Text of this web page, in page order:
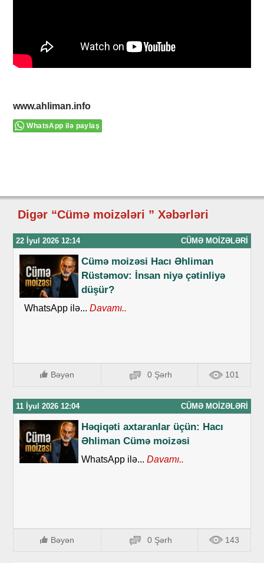
www.ahliman.info
WhatsApp ilə paylaş
Digər “Cümə moizələri ” Xəbərləri
22 İyul 2026 12:14 CÜMƏ MOIZƏLƏRI
Cümə moizəsi Hacı Əhliman
Rüstəmov: İnsan niyə çətinliyə
düşür?
WhatsApp ilə... Davamı..
Bəyən 0 Şərh 101
11 İyul 2026 12:04 CÜMƏ MOIZƏLƏRI
Həqiqəti axtaranlar üçün: Hacı
Əhliman Cümə moizəsi
WhatsApp ilə... Davamı..
Bəyən 0 Şərh 143